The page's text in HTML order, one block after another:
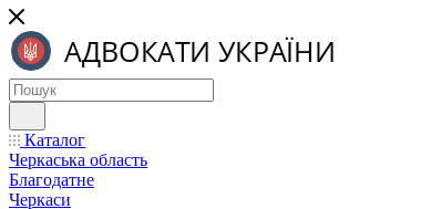
Каталог
Черкаська область
Благодатне
Черкаси